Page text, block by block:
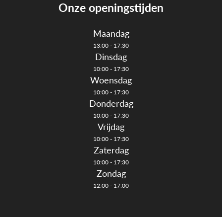
Onze openingstijden
Maandag
13:00 - 17:30
Dinsdag
10:00 - 17:30
Woensdag
10:00 - 17:30
Donderdag
10:00 - 17:30
Vrijdag
10:00 - 17:30
Zaterdag
10:00 - 17:30
Zondag
12:00 - 17:00